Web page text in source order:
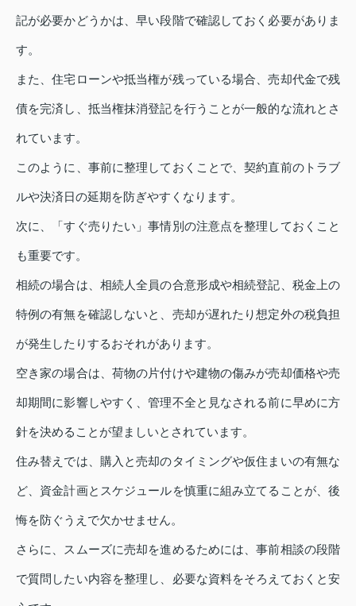
記が必要かどうかは、早い段階で確認しておく必要がありま
す。
また、住宅ローンや抵当権が残っている場合、売却代金で残
債を完済し、抵当権抹消登記を行うことが一般的な流れとさ
れています。
このように、事前に整理しておくことで、契約直前のトラブ
ルや決済日の延期を防ぎやすくなります。
次に、「すぐ売りたい」事情別の注意点を整理しておくこと
も重要です。
相続の場合は、相続人全員の合意形成や相続登記、税金上の
特例の有無を確認しないと、売却が遅れたり想定外の税負担
が発生したりするおそれがあります。
空き家の場合は、荷物の片付けや建物の傷みが売却価格や売
却期間に影響しやすく、管理不全と見なされる前に早めに方
針を決めることが望ましいとされています。
住み替えでは、購入と売却のタイミングや仮住まいの有無な
ど、資金計画とスケジュールを慎重に組み立てることが、後
悔を防ぐうえで欠かせません。
さらに、スムーズに売却を進めるためには、事前相談の段階
で質問したい内容を整理し、必要な資料をそろえておくと安